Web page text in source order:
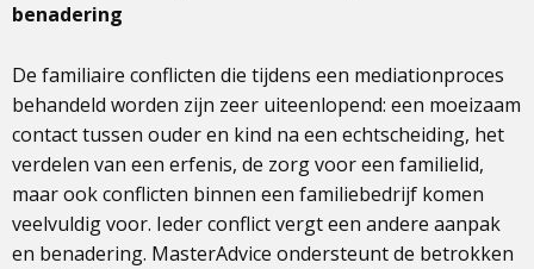
benadering
De familiaire conflicten die tijdens een mediationproces
behandeld worden zijn zeer uiteenlopend: een moeizaam
contact tussen ouder en kind na een echtscheiding, het
verdelen van een erfenis, de zorg voor een familielid,
maar ook conflicten binnen een familiebedrijf komen
veelvuldig voor. Ieder conflict vergt een andere aanpak
en benadering. MasterAdvice ondersteunt de betrokken